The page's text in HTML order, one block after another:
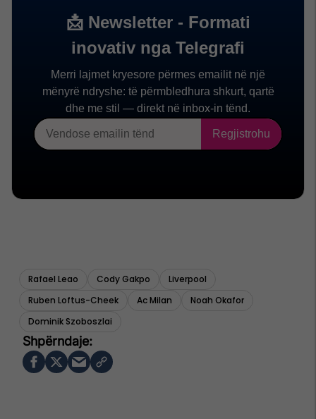
Rafael Leao Cody Gakpo
Liverpool
Ruben Loftus-Cheek
Ac Milan
Noah Okafor
Dominik Szoboszlai